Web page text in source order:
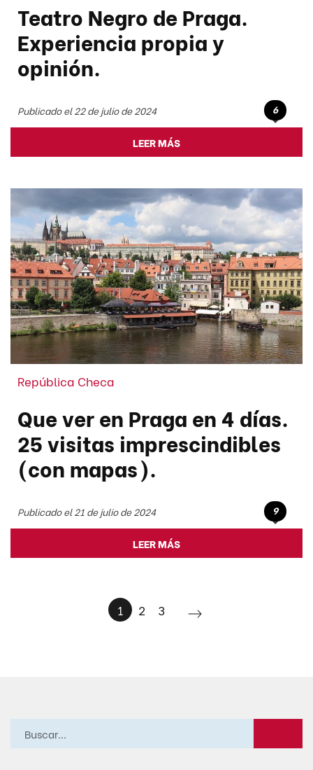
Teatro Negro de Praga.
Experiencia propia y
opinión.
Publicado el 22 de julio de 2024 6
LEER MÁS
República Checa
Que ver en Praga en 4 días.
25 visitas imprescindibles
(con mapas).
Publicado el 21 de julio de 2024 9
LEER MÁS
1 2 3